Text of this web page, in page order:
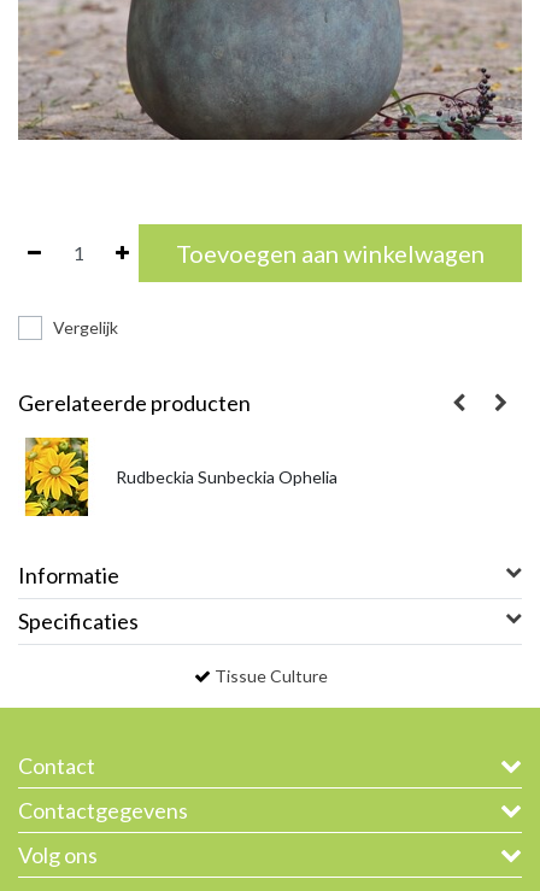
Toevoegen aan winkelwagen
Vergelijk
Gerelateerde producten
Rudbeckia Sunbeckia Ophelia
Informatie
Specificaties
Tissue Culture
Contact
Contactgegevens
Volg ons